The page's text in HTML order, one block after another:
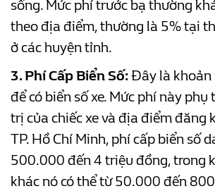
sống. Mức phí trước bạ thường
theo địa điểm, thường là 5% tại
ở các huyện tỉnh.
3. Phí Cấp Biển Số:Đây là khoản
để có biển số xe. Mức phí này phụ
trị của chiếc xe và địa điểm đăng
TP. Hồ Chí Minh, phí cấp biển số
500.000 đến 4 triệu đồng, trong
khác nó có thể từ 50.000 đến